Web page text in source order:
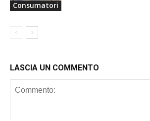
Consumatori
LASCIA UN COMMENTO